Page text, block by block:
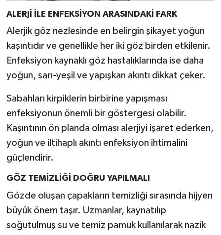
ALERJİ İLE ENFEKSİYON ARASINDAKİ FARK
Alerjik göz nezlesinde en belirgin şikayet yoğun
kaşıntıdır ve genellikle her iki göz birden etkilenir.
Enfeksiyon kaynaklı göz hastalıklarında ise daha
yoğun, sarı-yeşil ve yapışkan akıntı dikkat çeker.
Sabahları kirpiklerin birbirine yapışması
enfeksiyonun önemli bir göstergesi olabilir.
Kaşıntının ön planda olması alerjiyi işaret ederken,
yoğun ve iltihaplı akıntı enfeksiyon ihtimalini
güçlendirir.
GÖZ TEMİZLİĞİ DOĞRU YAPILMALI
Gözde oluşan çapakların temizliği sırasında hijyen
büyük önem taşır. Uzmanlar, kaynatılıp
soğutulmuş su ve temiz pamuk kullanılarak nazik
Video Galeri
Yaşam
Yemek Tarifleri